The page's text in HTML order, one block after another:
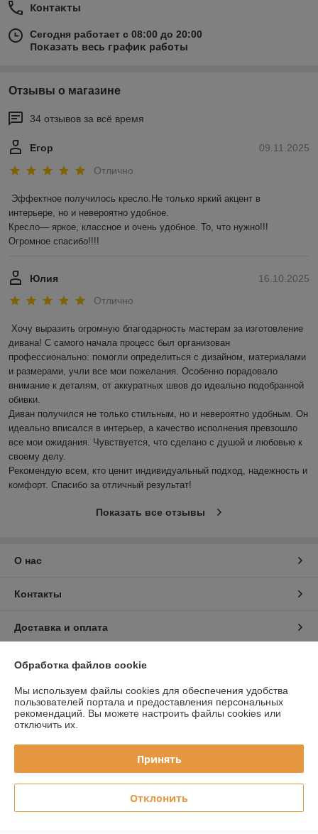
Контакты
Сегодня работает с 08:00 до 20:00
Показать весь график работы
Отзывы о магазине
34 отзывов за всё время
09.11.2025
Егор
Отлично
Эффектное получилось кресло.Не только яркий акцент в
интерьере, но и невероятно удобное.
Кресло— яркое, классное и очень удобное. То, что нужно!!!
Огромное спасибо!!!!
16.10.2025
Юлия
Отлично
Хочу выразить огромную благодарность мастерам за изготовление
дивана! С самого начала процесс был организован
профессионально: помогли определиться с дизайном, материалами
и размерами, учли все мои пожелания. Особенно порадовало
внимание к деталям, от аккуратных швов до идеально подобранной
обивки.
Диван получился не только стильным, но и невероятно удобным. Он
идеально вписался в интерьер, а качество исполнения превзошло
все мои ожидания. Чувствуется, что сделано с душой и любовью к
своему делу.
Рекомендую всем, кто ценит индивидуальный подход, надежность и
комфорт. Спасибо за отличный результат!
Показать все отзывы
О нас
Контакты
Доставка и оплата
График работы
Полная версия сайта
Политика обработки cookies
Сайт создан на платформе Deal.by
Обработка файлов cookie
Мы используем файлы cookies для обеспечения удобства
пользователей портала и предоставления персональных
рекомендаций. Вы можете настроить файлы cookies или
отключить их.
Принять
Отклонить